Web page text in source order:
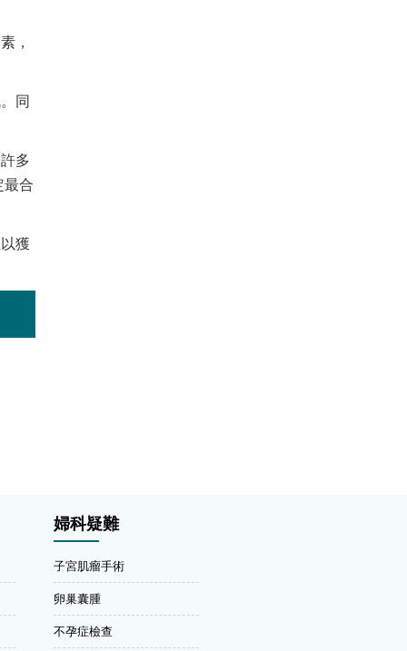
，
同
多
合
獲
婦科疑難
子宮肌瘤手術
卵巢囊腫
不孕症檢查